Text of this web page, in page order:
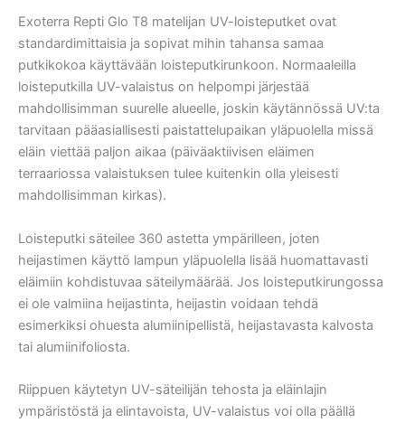
Exoterra Repti Glo T8 matelijan UV-loisteputket ovat
standardimittaisia ja sopivat mihin tahansa samaa
putkikokoa käyttävään loisteputkirunkoon. Normaaleilla
loisteputkilla UV-valaistus on helpompi järjestää
mahdollisimman suurelle alueelle, joskin käytännössä UV:ta
tarvitaan pääasiallisesti paistattelupaikan yläpuolella missä
eläin viettää paljon aikaa (päiväaktiivisen eläimen
terraariossa valaistuksen tulee kuitenkin olla yleisesti
mahdollisimman kirkas).
Loisteputki säteilee 360 astetta ympärilleen, joten
heijastimen käyttö lampun yläpuolella lisää huomattavasti
eläimiin kohdistuvaa säteilymäärää. Jos loisteputkirungossa
ei ole valmiina heijastinta, heijastin voidaan tehdä
esimerkiksi ohuesta alumiinipellistä, heijastavasta kalvosta
tai alumiinifoliosta.
Riippuen käytetyn UV-säteilijän tehosta ja eläinlajin
ympäristöstä ja elintavoista, UV-valaistus voi olla päällä